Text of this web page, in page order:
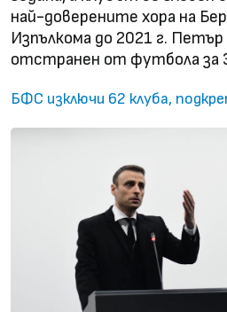
най-доверените хора на
Изпълкома до 2021 г. Петър
отстранен от футбола за
БФС изключи 62 клуба,